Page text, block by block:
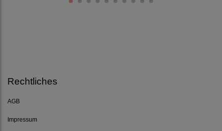
Rechtliches
AGB
Impressum